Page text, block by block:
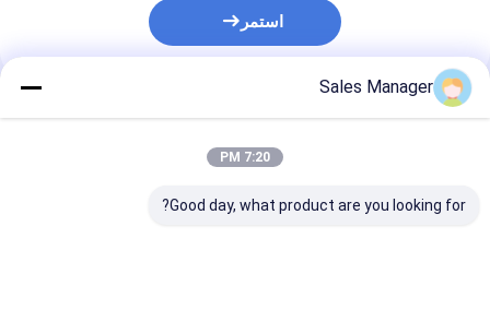
استمر
المنتجات الموصى بها
Sales Manager
7:20 PM
Good day, what product are you looking for?